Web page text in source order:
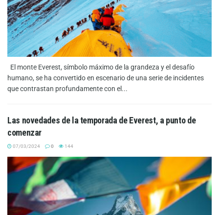
El monte Everest, símbolo máximo de la grandeza y el desafío
humano, se ha convertido en escenario de una serie de incidentes
que contrastan profundamente con el...
Las novedades de la temporada de Everest, a punto de
comenzar
07/03/2024 0 144